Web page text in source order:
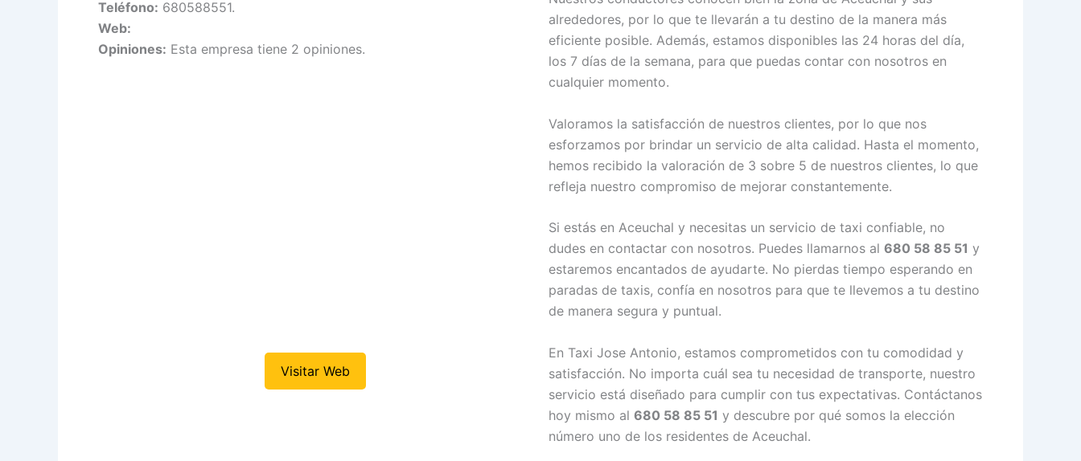
Teléfono: 680588551.
Web:
Opiniones: Esta empresa tiene 2 opiniones.
Visitar Web
alrededores, por lo que te llevarán a tu destino de la manera más
eficiente posible. Además, estamos disponibles las 24 horas del día,
los 7 días de la semana, para que puedas contar con nosotros en
cualquier momento.
Valoramos la satisfacción de nuestros clientes, por lo que nos
esforzamos por brindar un servicio de alta calidad. Hasta el momento,
hemos recibido la valoración de 3 sobre 5 de nuestros clientes, lo que
refleja nuestro compromiso de mejorar constantemente.
Si estás en Aceuchal y necesitas un servicio de taxi confiable, no
dudes en contactar con nosotros. Puedes llamarnos al 680 58 85 51 y
estaremos encantados de ayudarte. No pierdas tiempo esperando en
paradas de taxis, confía en nosotros para que te llevemos a tu destino
de manera segura y puntual.
En Taxi Jose Antonio, estamos comprometidos con tu comodidad y
satisfacción. No importa cuál sea tu necesidad de transporte, nuestro
servicio está diseñado para cumplir con tus expectativas. Contáctanos
hoy mismo al 680 58 85 51 y descubre por qué somos la elección
número uno de los residentes de Aceuchal.